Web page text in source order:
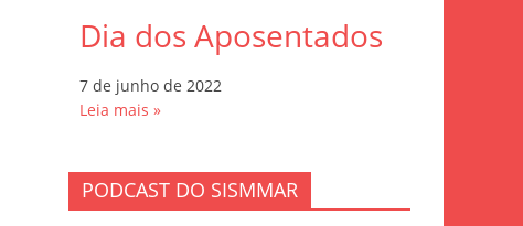
Dia dos Aposentados
7 de junho de 2022
Leia mais »
PODCAST DO SISMMAR